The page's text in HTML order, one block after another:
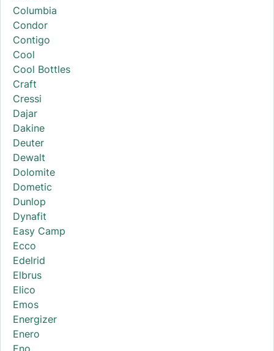
Columbia
Condor
Contigo
Cool
Cool Bottles
Craft
Cressi
Dajar
Dakine
Deuter
Dewalt
Dolomite
Dometic
Dunlop
Dynafit
Easy Camp
Ecco
Edelrid
Elbrus
Elico
Emos
Energizer
Enero